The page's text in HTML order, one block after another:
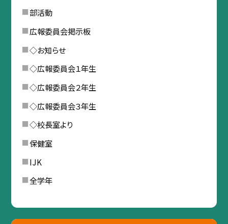
部活動
広報委員会掲示板
◇お知らせ
◇広報委員会１年生
◇広報委員会２年生
◇広報委員会３年生
◇校長室より
保健室
IJK
全学年